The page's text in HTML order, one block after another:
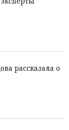
рассказала о